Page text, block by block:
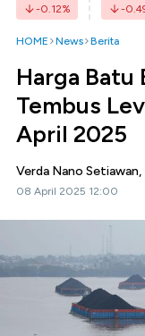
-0.12% -
HOME News Berita
Harga Batu
Tembus
April 2025
Verda Nano Setiawan,
08 April 2025 12:00